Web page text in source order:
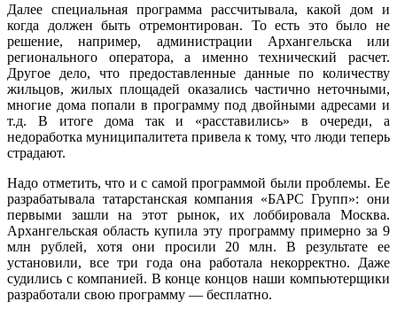
Далее специальная программа рассчитывала, какой дом и
когда должен быть отремонтирован. То есть это было не
решение, например, администрации Архангельска или
регионального оператора, а именно технический расчет.
Другое дело, что предоставленные данные по количеству
жильцов, жилых площадей оказались частично неточными,
многие дома попали в программу под двойными адресами и
т.д. В итоге дома так и «расставились» в очереди, а
недоработка муниципалитета привела к тому, что люди теперь
страдают.
Надо отметить, что и с самой программой были проблемы. Ее
разрабатывала татарстанская компания «БАРС Групп»: они
первыми зашли на этот рынок, их лоббировала Москва.
Архангельская область купила эту программу примерно за 9
млн рублей, хотя они просили 20 млн. В результате ее
установили, все три года она работала некорректно. Даже
судились с компанией. В конце концов наши компьютерщики
разработали свою программу — бесплатно.